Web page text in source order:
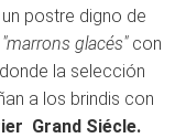
postre digno de
"marrons glacés"con
la selección
a los brindis con
Grand Siécle.